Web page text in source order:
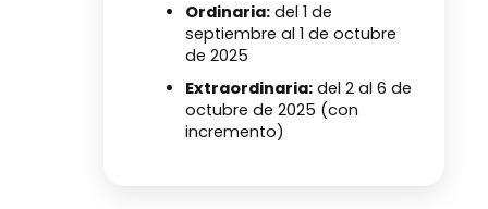
Ordinaria: del 1 de
septiembre al 1 de octubre
de 2025
Extraordinaria: del 2 al 6 de
octubre de 2025 (con
incremento)